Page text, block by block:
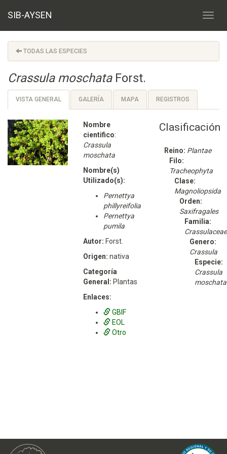
SIB-AYSEN
TODAS LAS ESPECIES
Crassula moschataForst.
VISTA GENERAL GALERÍA MAPA REGISTROS
Nombre
cientifico:
Crassula
moschata
Nombre(s)
Utilizado(s):
Pernettya
phillyreifolia
Pernettya
pumila
Autor: Forst.
Origen: nativa
Categoría
General: Plantas
Enlaces:
GBIF
EOL
Otro
Clasificación
Reino: Plantae
Filo:
Tracheophyta
Clase:
Magnoliopsida
Orden:
Saxifragales
Familia:
Crassulaceae
Genero:
Crassula
Especie:
Crassula
moschata